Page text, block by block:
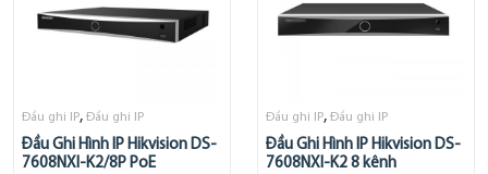
Đầu ghi IP, Đầu ghi IP
Đầu Ghi Hình IP Hikvision DS-
7608NXI-K2/8P PoE
Đầu ghi IP, Đầu ghi IP
Đầu Ghi Hình IP Hikvision DS-
7608NXI-K2 8 kênh